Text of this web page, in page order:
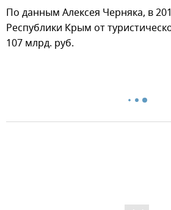
По данным Алексея Черняка, в
Республики Крым от
107 млрд. руб.